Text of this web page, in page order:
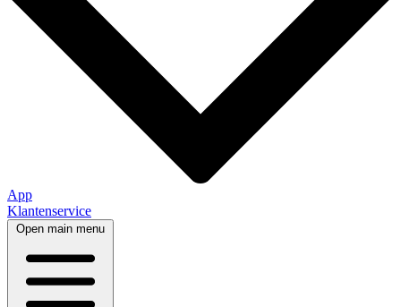
App
Klantenservice
Open main menu